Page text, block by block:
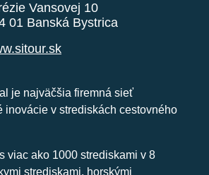
Vansovej 10
01 Banská Bystrica
je najväčšia firemná sieť
inovácie v strediskách cestovného
viac ako 1000 strediskami v 8
strediskami, horskými